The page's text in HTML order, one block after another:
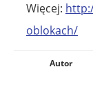
Więcej:
oblokach/
Autor